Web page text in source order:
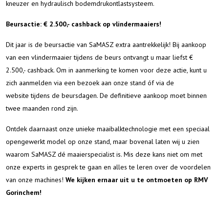
kneuzer en hydraulisch bodemdrukontlastsysteem.
Beursactie: € 2.500,- cashback op vlindermaaiers!
Dit jaar is de beursactie van SaMASZ extra aantrekkelijk! Bij aankoop
van een vlindermaaier tijdens de beurs ontvangt u maar liefst €
2.500,- cashback. Om in aanmerking te komen voor deze actie, kunt u
zich aanmelden via een bezoek aan onze stand óf via de
website tijdens de beursdagen. De definitieve aankoop moet binnen
twee maanden rond zijn.
Ontdek daarnaast onze unieke maaibalktechnologie met een speciaal
opengewerkt model op onze stand, maar bovenal laten wij u zien
waarom SaMASZ dé maaierspecialist is. Mis deze kans niet om met
onze experts in gesprek te gaan en alles te leren over de voordelen
van onze machines! We kijken ernaar uit u te ontmoeten op RMV
Gorinchem!